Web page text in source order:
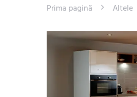
Prima pagină Altele